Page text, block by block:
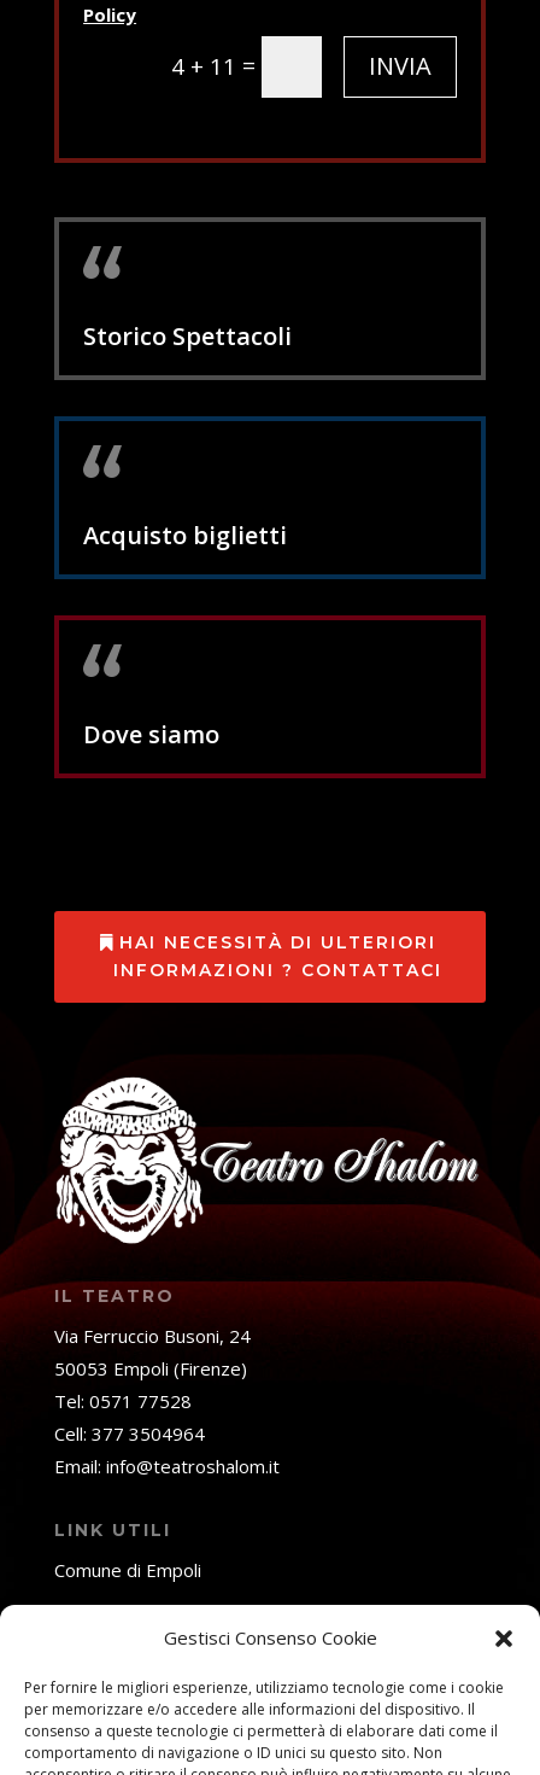
Gestisci Consenso Cookie
Per fornire le migliori esperienze, utilizziamo tecnologie come i cookie
per memorizzare e/o accedere alle informazioni del dispositivo. Il
consenso a queste tecnologie ci permetterà di elaborare dati come il
comportamento di navigazione o ID unici su questo sito. Non
Policy
4 + 11 = INVIA
Storico Spettacoli
Acquisto biglietti
Dove siamo
HAI NECESSITÀ DI ULTERIORI
INFORMAZIONI ? CONTATTACI
IL TEATRO
Via Ferruccio Busoni, 24
50053 Empoli (Firenze)
Tel: 0571 77528
Cell: 377 3504964
Email: info@teatroshalom.it
LINK UTILI
Comune di Empoli
SOCIAL NETWORK